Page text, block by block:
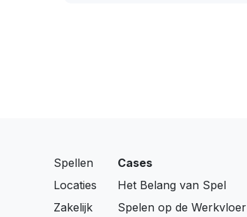
Spellen
Locaties
Zakelijk
Cases
Het Belang van Spel
Spelen op de Werkvloer